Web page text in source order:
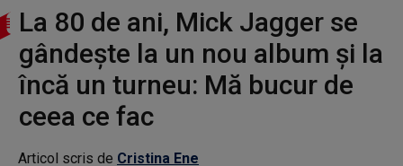
La 80 de ani, Mick Jagger se
gândeşte la un nou album şi la
încă un turneu: Mă bucur de
ceea ce fac
Articol scris de Cristina Ene